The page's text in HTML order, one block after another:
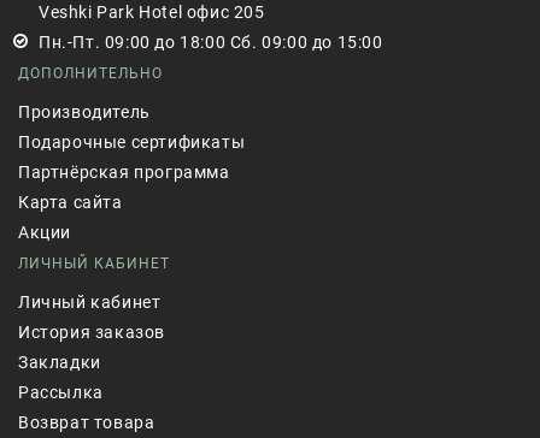
Veshki Park Hotel офис 205
Пн.-Пт. 09:00 до 18:00 Сб. 09:00 до 15:00
ДОПОЛНИТЕЛЬНО
Производитель
Подарочные сертификаты
Партнёрская программа
Карта сайта
Акции
ЛИЧНЫЙ КАБИНЕТ
Личный кабинет
История заказов
Закладки
Рассылка
Возврат товара